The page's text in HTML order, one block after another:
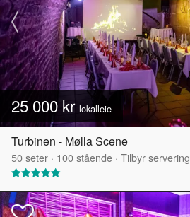
25 000 kr lokalleie
Turbinen - Mølla Scene
50seter · 100stående · Tilbyr servering